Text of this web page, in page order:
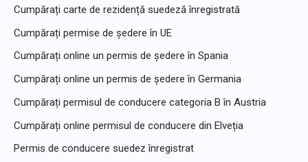
Cumpărați carte de rezidență suedeză înregistrată
Cumpărați permise de ședere în UE
Cumpărați online un permis de ședere în Spania
Cumpărați online un permis de ședere în Germania
Cumpărați permisul de conducere categoria B în Austria
Cumpărați online permisul de conducere din Elveția
Permis de conducere suedez înregistrat